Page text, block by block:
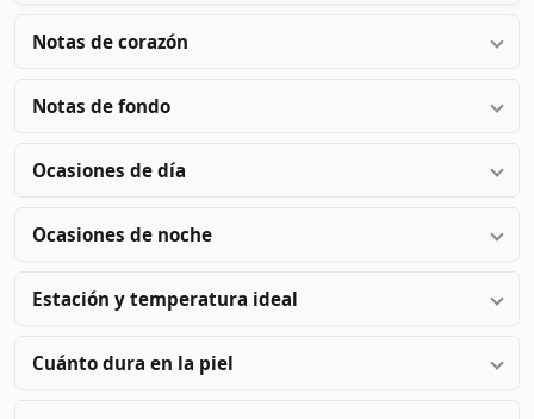
Notas de corazón
Notas de fondo
Ocasiones de día
Ocasiones de noche
Estación y temperatura ideal
Cuánto dura en la piel